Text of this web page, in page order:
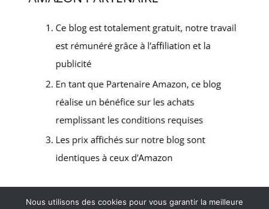
Nous utilisons des cookies pour vous garantir la meilleure